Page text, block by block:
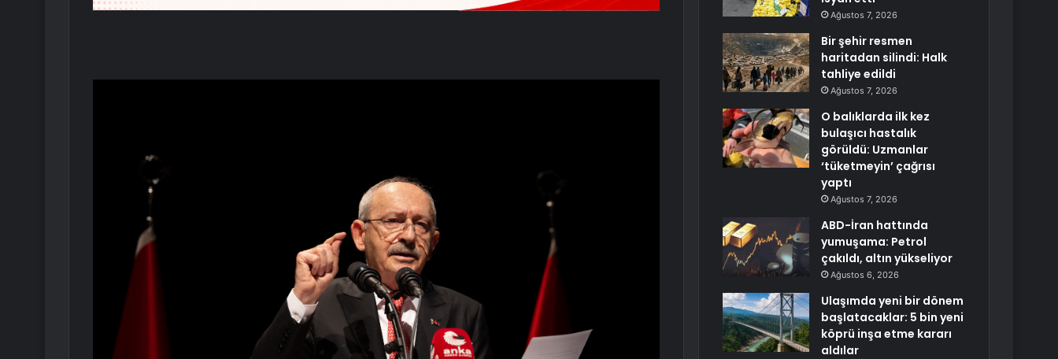
Ağustos 7, 2026
Bir şehir resmen
haritadan silindi: Halk
tahliye edildi
Ağustos 7, 2026
O balıklarda ilk kez
bulaşıcı hastalık
görüldü: Uzmanlar
‘tüketmeyin’ çağrısı
yaptı
Ağustos 7, 2026
ABD-İran hattında
yumuşama: Petrol
çakıldı, altın yükseliyor
Ağustos 6, 2026
Ulaşımda yeni bir dönem
başlatacaklar: 5 bin yeni
köprü inşa etme kararı
aldılar